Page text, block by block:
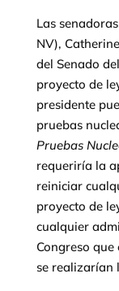
Las
NV),
del Senado
proyecto de
presidente
pruebas
Pruebas
requeriría la
reiniciar
proyecto de
cualquier
Congreso
se realizarían